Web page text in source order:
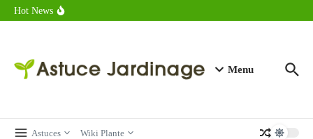
Aller au contenu
Hot News
Combien de calories dans un croque monsieur en 2025 ?
Menu
Astuces Wiki Plante